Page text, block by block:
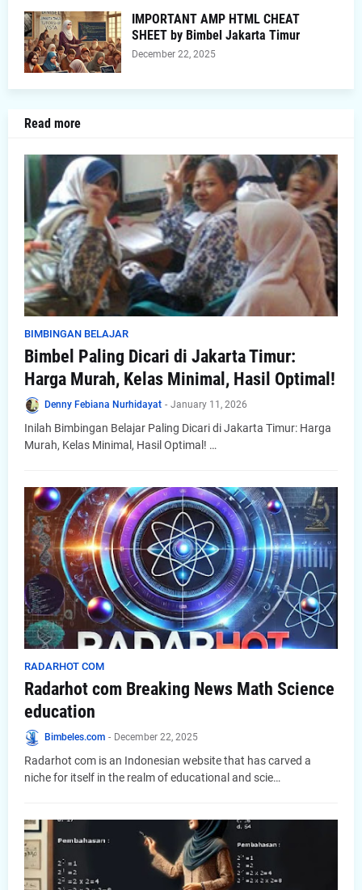
IMPORTANT AMP HTML CHEAT
SHEET by Bimbel Jakarta Timur
December 22, 2025
Read more
BIMBINGAN BELAJAR
Bimbel Paling Dicari di Jakarta Timur:
Harga Murah, Kelas Minimal, Hasil Optimal!
Denny Febiana Nurhidayat - January 11, 2026
Inilah Bimbingan Belajar Paling Dicari di Jakarta Timur: Harga
Murah, Kelas Minimal, Hasil Optimal! …
RADARHOT COM
Radarhot com Breaking News Math Science
education
Bimbeles.com - December 22, 2025
Radarhot com is an Indonesian website that has carved a
niche for itself in the realm of educational and scie…